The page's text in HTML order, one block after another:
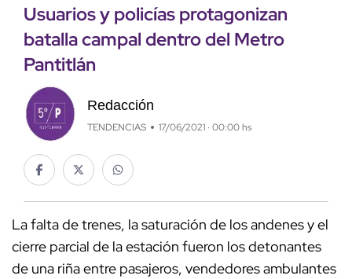
Usuarios y policías protagonizan
batalla campal dentro del Metro
Pantitlán
Redacción
TENDENCIAS 17/06/2021 · 00:00 hs
La falta de trenes, la saturación de los andenes y el
cierre parcial de la estación fueron los detonantes
de una riña entre pasajeros, vendedores ambulantes